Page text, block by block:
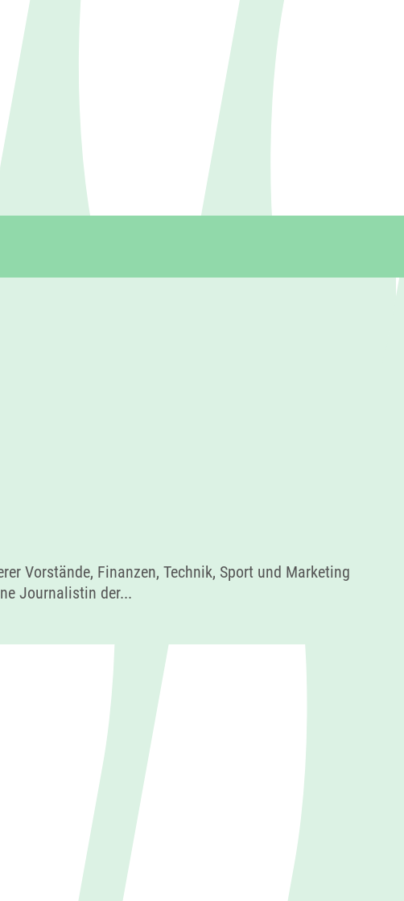
Vorstände, Finanzen, Technik, Sport und Marketing
Journalistin der...